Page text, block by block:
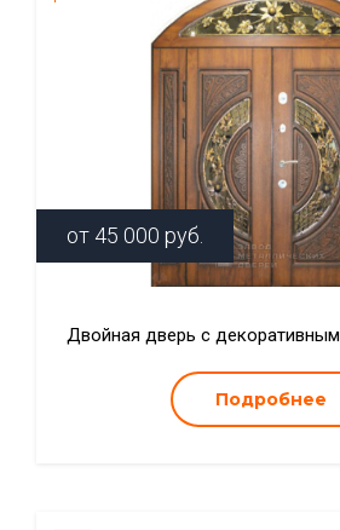
от 45 000 руб.
Двойная дверь с
Подробнее